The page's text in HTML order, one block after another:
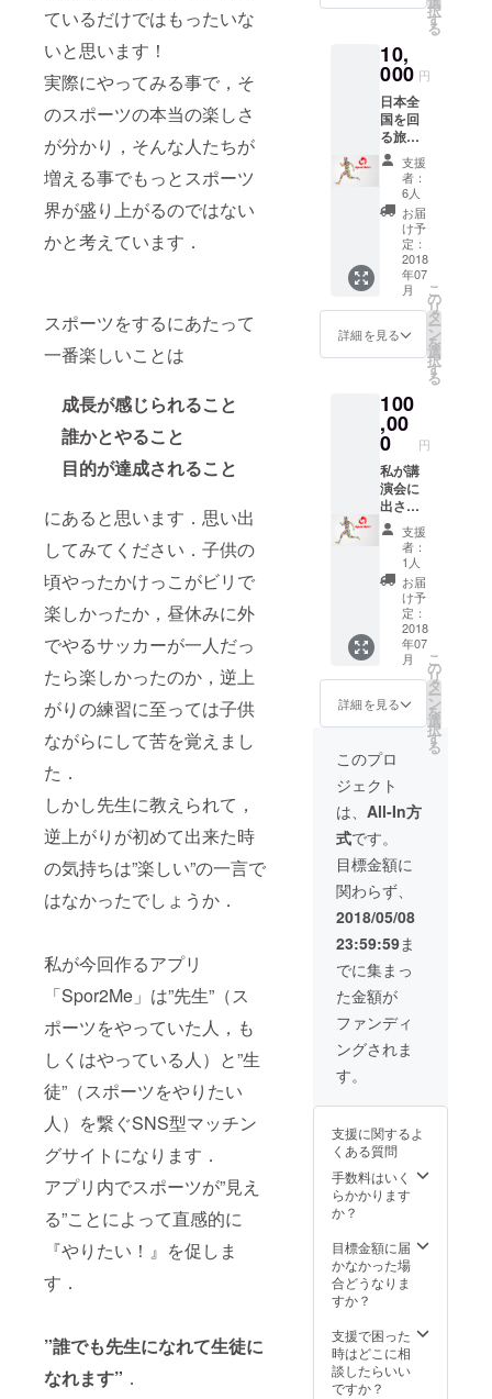
ているだけではもったいな
いと思います！
実際にやってみる事で，そ
のスポーツの本当の楽しさ
が分かり，そんな人たちが
増える事でもっとスポーツ
界が盛り上がるのではない
かと考えています．
スポーツをするにあたって
一番楽しいことは
成長が感じられること
誰かとやること
目的が達成されること
にあると思います．思い出
してみてください．子供の
頃やったかけっこがビリで
楽しかったか，昼休みに外
でやるサッカーが一人だっ
たら楽しかったのか，逆上
がりの練習に至っては子供
ながらにして苦を覚えまし
た．
しかし先生に教えられて，
逆上がりが初めて出来た時
の気持ちは”楽しい”の一言で
はなかったでしょうか．
私が今回作るアプリ
「Spor2Me」は”先生”（ス
ポーツをやっていた人，も
しくはやっている人）と”生
徒”（スポーツをやりたい
人）を繋ぐSNS型マッチン
グサイトになります．
アプリ内でスポーツが”見え
る”ことによって直感的に
『やりたい！』を促しま
す．
”誰でも先生になれて生徒に
なれます” ．
択
す
る
10,
000 円
日本全
国を回
る旅で
会いに
行きま
す（僕
または
人）．
動画ま
たは写
真を
撮って
サイト
内で紹
だきま
す． ※
予定は
2018/5~
8月です
が，旅
の関係
上，各
地に会
いに行
ける期
間が前
後しま
すの
で，連
絡して
お会い
する日
時を決
て頂き
ます．
支援
者：
6人
お届
け予
定：
2018
年07
月
詳細を見る
こ
の
リ
タ
ー
ン
を
選
択
す
る
100
,00
0 円
私が講
演会に
出させ
て頂き
ます．
（交通
費別
途） 日
付は要
相談で
す． ※
国内に
限りま
す
支援
者：
1人
お届
け予
定：
2018
年07
月
詳細を見る
こ
の
リ
タ
ー
ン
を
選
択
す
る
このプロ
ジェクト
は、 All-In方
式です。
目標金額に
関わらず、
2018/05/08
23:59:59ま
でに集まっ
た金額が
ファンディ
ングされま
す。
支援に関するよ
くある質問
手数料はいく
らかかります
か？
目標金額に届
かなかった場
合どうなりま
すか？
支援で困った
時はどこに相
談したらいい
ですか？